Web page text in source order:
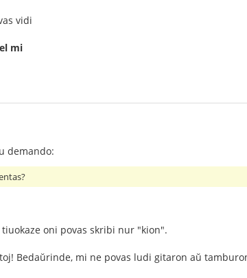
vidi
mi
demando:
oni povas skribi nur "kion".
Bedaŭrinde, mi ne povas ludi gitaron aŭ